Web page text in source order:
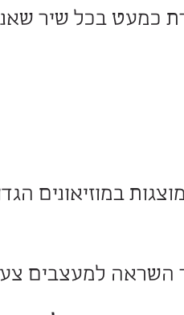
לטעות בו – זה
בכל שיר שאנחנו